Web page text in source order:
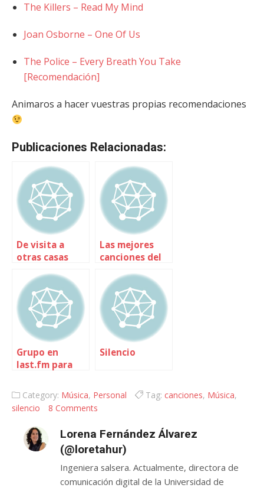
The Killers – Read My Mind
Joan Osborne – One Of Us
The Police – Every Breath You Take
[Recomendación]
Animaros a hacer vuestras propias recomendaciones
Publicaciones Relacionadas:
De visita a
otras casas
Las mejores
canciones del
mejores
silencios
Grupo en
last.fm para
Silencio
Category: Música, Personal Tag: canciones, Música,
silencio
8 Comments
Lorena Fernández Álvarez
(@loretahur)
Ingeniera salsera. Actualmente, directora de
comunicación digital de la Universidad de